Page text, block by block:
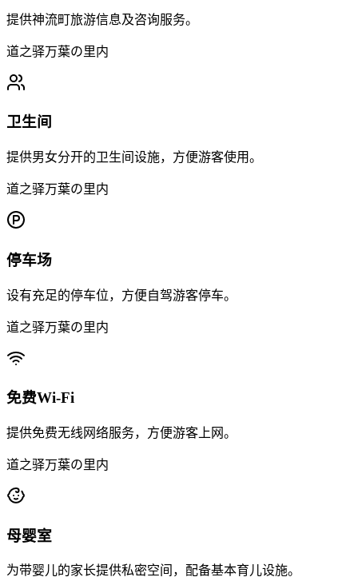
提供神流町旅游信息及咨询服务。
道之驿万葉の里内
卫生间
提供男女分开的卫生间设施，方便游客使用。
道之驿万葉の里内
停车场
设有充足的停车位，方便自驾游客停车。
道之驿万葉の里内
免费Wi-Fi
提供免费无线网络服务，方便游客上网。
道之驿万葉の里内
母婴室
为带婴儿的家长提供私密空间，配备基本育儿设施。